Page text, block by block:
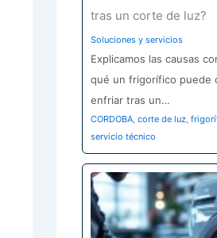
tras un corte de luz?
Soluciones y servicios
Explicamos las causas
qué un frigorífico puede
enfriar tras un…
CORDOBA, corte de luz,
servicio técnico